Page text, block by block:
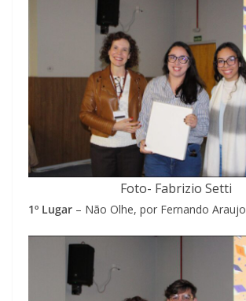
Foto- Fabrizio Setti
1º Lugar – Não Olhe, por Fernando Araujo